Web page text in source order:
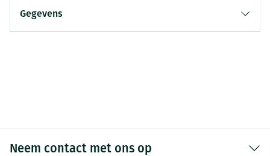
Gegevens
Neem contact met ons op